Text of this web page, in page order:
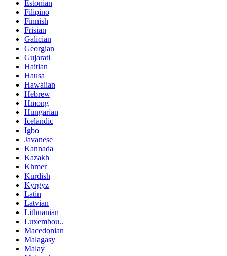
Estonian
Filipino
Finnish
Frisian
Galician
Georgian
Gujarati
Haitian
Hausa
Hawaiian
Hebrew
Hmong
Hungarian
Icelandic
Igbo
Javanese
Kannada
Kazakh
Khmer
Kurdish
Kyrgyz
Latin
Latvian
Lithuanian
Luxembou..
Macedonian
Malagasy
Malay